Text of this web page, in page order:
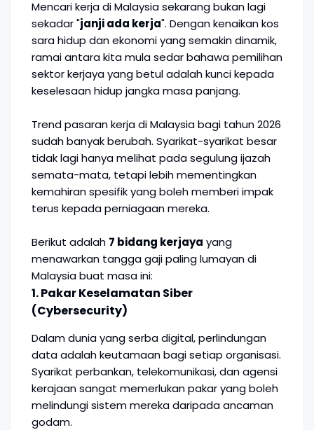
Mencari kerja di Malaysia sekarang bukan lagi
sekadar "janji ada kerja". Dengan kenaikan kos
sara hidup dan ekonomi yang semakin dinamik,
ramai antara kita mula sedar bahawa pemilihan
sektor kerjaya yang betul adalah kunci kepada
keselesaan hidup jangka masa panjang.
Trend pasaran kerja di Malaysia bagi tahun 2026
sudah banyak berubah. Syarikat-syarikat besar
tidak lagi hanya melihat pada segulung ijazah
semata-mata, tetapi lebih mementingkan
kemahiran spesifik yang boleh memberi impak
terus kepada perniagaan mereka.
Berikut adalah 7 bidang kerjaya yang
menawarkan tangga gaji paling lumayan di
Malaysia buat masa ini:
1. Pakar Keselamatan Siber
(Cybersecurity)
Dalam dunia yang serba digital, perlindungan
data adalah keutamaan bagi setiap organisasi.
Syarikat perbankan, telekomunikasi, dan agensi
kerajaan sangat memerlukan pakar yang boleh
melindungi sistem mereka daripada ancaman
godam.